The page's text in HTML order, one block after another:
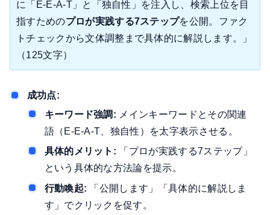
に「E-E-A-T」と「独自性」を注入し、検索上位を目
指すためのプロが実践する7ステップを公開。ファク
トチェックから文体調整まで具体的に解説します。」
（125文字）
成功点:
キーワード強調: メインキーワードとその関連
語（E-E-A-T、独自性）を太字表示させる。
具体的メリット: 「プロが実践する7ステップ」
という具体的な方法論を提示。
行動喚起: 「公開します」「具体的に解説しま
す」でクリックを促す。